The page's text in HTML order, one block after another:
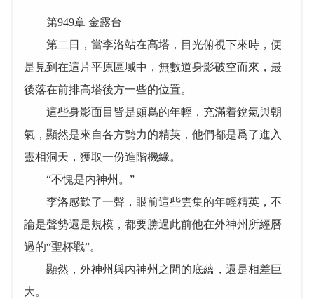
第949章 金露台
第二日，當李洛站在高塔，目光俯視下來時，便
是見到在這片平原區域中，無數道身影破空而來，最
後落在前排高塔後方一些的位置。
這些身影面目皆是頗爲的年輕，充滿着銳氣與朝
氣，顯然是來自各方勢力的精英，他們都是爲了進入
靈相洞天，獲取一份進階機緣。
“不愧是内神州。”
李洛感歎了一聲，眼前這些雲集的年輕精英，不
論是聲勢還是規模，都要勝過此前他在外神州所經曆
過的“聖杯戰”。
顯然，外神州與内神州之間的底蘊，還是相差巨
大。